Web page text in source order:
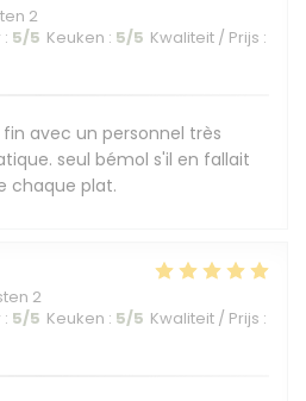
2
: 5/5 Keuken : 5/5 Kwaliteit / Prijs :
avec un personnel très
seul bémol s'il en fallait
chaque plat.
2
: 5/5 Keuken : 5/5 Kwaliteit / Prijs :